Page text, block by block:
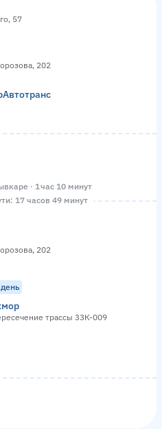
57
202
· 1 час 10 минут
17 часов 49 минут
202
трассы 33К-009